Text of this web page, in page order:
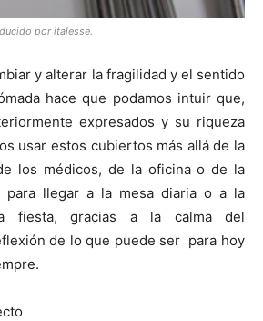
por italesse.
y alterar la fragilidad y el sentido
hace que podamos intuir que,
expresados y su riqueza
usar estos cubiertos más allá de la
los médicos, de la oficina o de la
para llegar a la mesa diaria o a la
fiesta, gracias a la calma del
de lo que puede ser para hoy